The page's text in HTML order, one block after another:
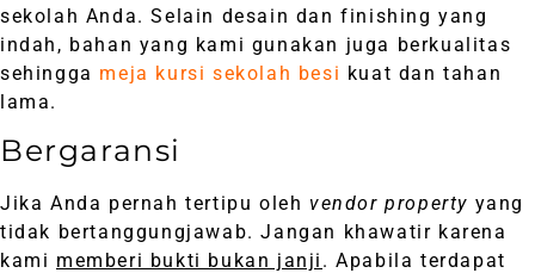
sekolah Anda. Selain desain dan finishing yang
indah, bahan yang kami gunakan juga berkualitas
sehingga meja kursi sekolah besi kuat dan tahan
lama.
Bergaransi
Jika Anda pernah tertipu oleh vendor property yang
tidak bertanggungjawab. Jangan khawatir karena
kami memberi bukti bukan janji . Apabila terdapat